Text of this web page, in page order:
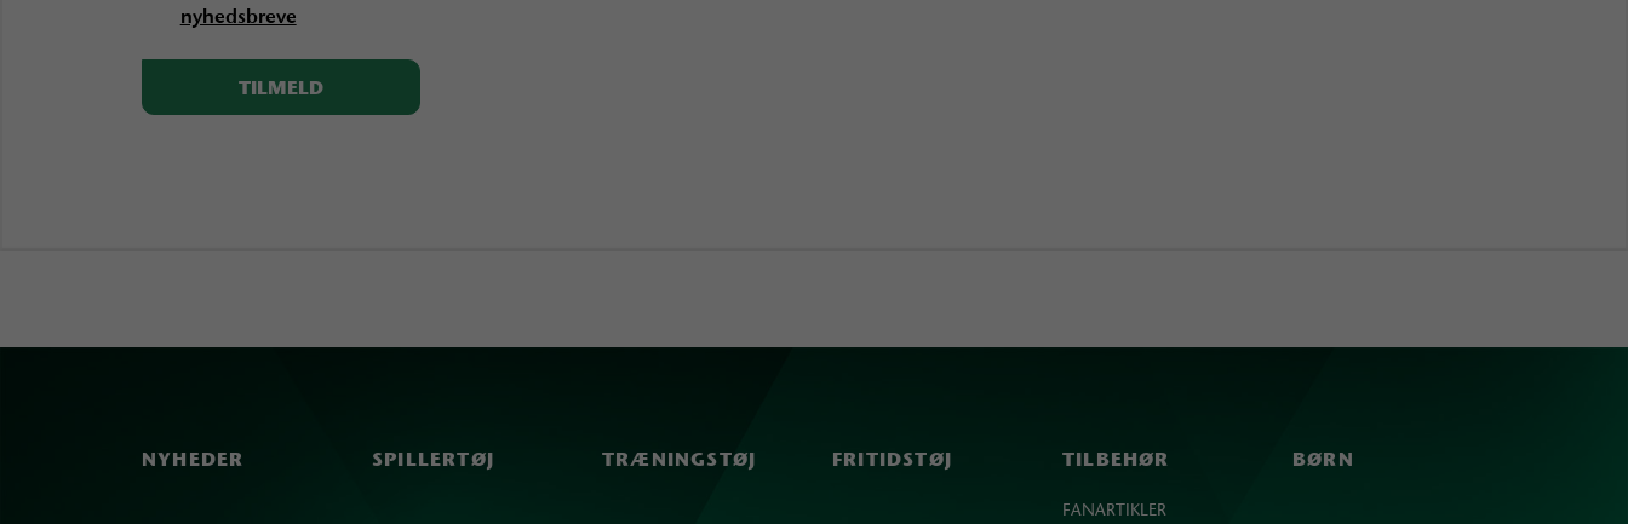
nyhedsbreve
NYHEDER SPILLERTØJ TRÆNINGSTØJ FRITIDSTØJ TILBEHØR
FANARTIKLER
BØRN